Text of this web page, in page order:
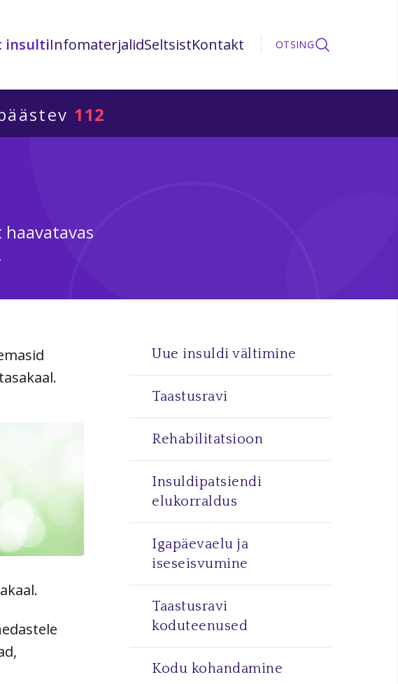
insultiInfomaterjalidSeltsistKontakt OTSING
112
Uue insuldi vältimine
Taastusravi
Rehabilitatsioon
Insuldipatsiendi
elukorraldus
Igapäevaelu ja
iseseisvumine
Taastusravi
koduteenused
Kodu kohandamine